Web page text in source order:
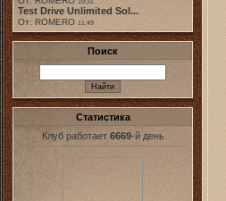
19:31
Test Drive Unlimited Sol...
От: ROMERO 11:49
Поиск
Статистика
Клуб работает 6669-й день